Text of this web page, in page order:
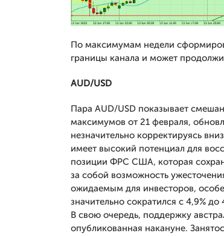
По максимумам недели
границы канала и может
AUD/USD
Пара AUD/USD показывает
максимумов от 21 февраля,
незначительно корректируясь
имеет высокий потенциал для
позиции ФРС США, которая
за собой возможность
ожидаемым для инвесторов,
значительно сократился с 4,9%
В свою очередь, поддержку
опубликованная накануне.